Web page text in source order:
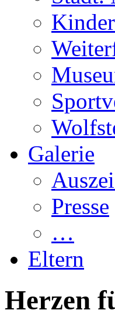
Galerie
Presse
…
Eltern
Herzen